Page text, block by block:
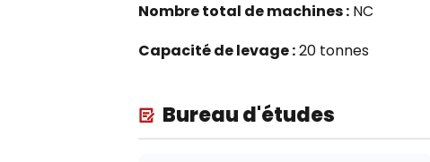
Nombre total de machines : NC
Capacité de levage :20 tonnes
Bureau d'études